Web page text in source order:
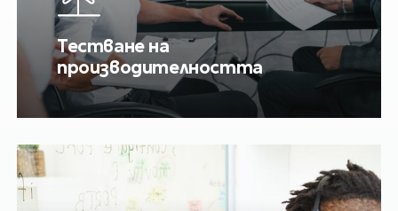
Тестване на
производителността